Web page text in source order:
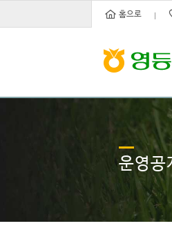
홈으로
운영공